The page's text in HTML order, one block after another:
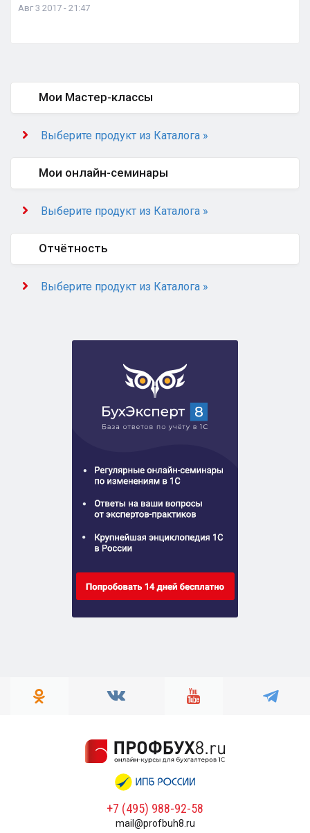
Авг 3 2017 - 21:47
Мои Мастер-классы
Выберите продукт из Каталога »
Мои онлайн-семинары
Выберите продукт из Каталога »
Отчётность
Выберите продукт из Каталога »
+7 (495) 988-92-58
mail@profbuh8.ru